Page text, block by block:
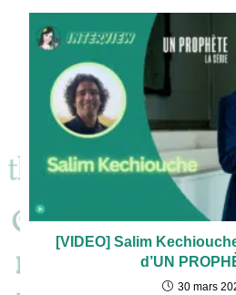
[VIDEO] Salim
d’UN
30 mars